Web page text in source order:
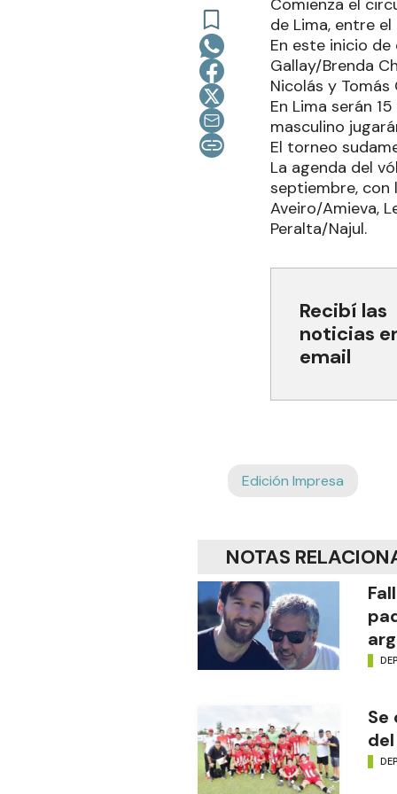
Comienza el
de Lima, entre
En este inicio
Gallay/Brenda
Nicolás y
En Lima serán
masculino
El torneo
La agenda del
septiembre, con
Aveiro/Amieva,
Peralta/Najul.
Recibí las
noticias
email
Edición Impresa
NOTAS
Se